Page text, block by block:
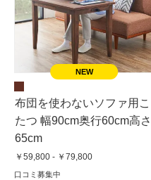
布団を使わないソファ用こ
たつ 幅90cm奥行60cm高さ
65cm
￥59,800 - ￥79,800
口コミ募集中